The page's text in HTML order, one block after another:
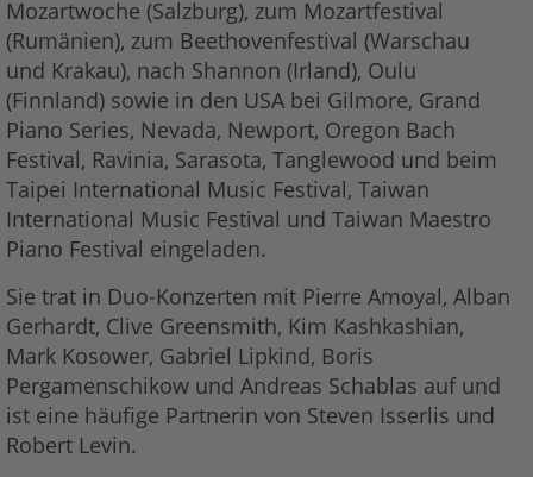
Mozartwoche (Salzburg), zum Mozartfestival
(Rumänien), zum Beethovenfestival (Warschau
und Krakau), nach Shannon (Irland), Oulu
(Finnland) sowie in den USA bei Gilmore, Grand
Piano Series, Nevada, Newport, Oregon Bach
Festival, Ravinia, Sarasota, Tanglewood und beim
Taipei International Music Festival, Taiwan
International Music Festival und Taiwan Maestro
Piano Festival eingeladen.
Sie trat in Duo-Konzerten mit Pierre Amoyal, Alban
Gerhardt, Clive Greensmith, Kim Kashkashian,
Mark Kosower, Gabriel Lipkind, Boris
Pergamenschikow und Andreas Schablas auf und
ist eine häufige Partnerin von Steven Isserlis und
Robert Levin.